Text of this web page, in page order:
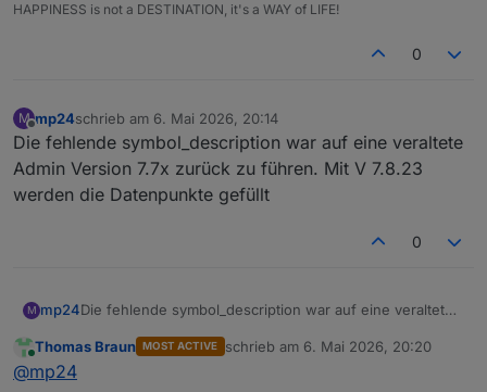
HAPPINESS is not a DESTINATION, it's a WAY of LIFE!
0
M
Offline
mp24schrieb am 6. Mai 2026, 20:14
zuletzt editiert von
Die fehlende symbol_description war auf eine veraltete
Admin Version 7.7x zurück zu führen. Mit V 7.8.23
werden die Datenpunkte gefüllt
0
M mp24Die fehlende symbol_description war auf eine veraltete
werden die Datenpunkte gefüllt
Online
Thomas Braun MOST ACTIVE schrieb am 6. Mai 2026, 20:20
zuletzt editiert von
@mp24